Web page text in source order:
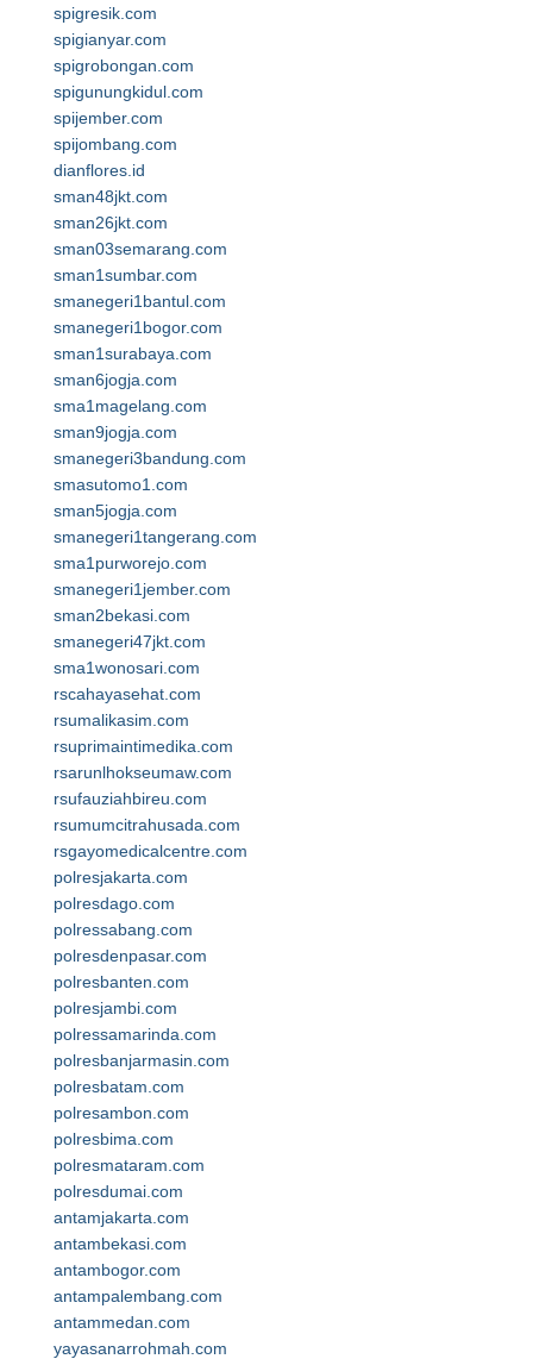
spigresik.com
spigianyar.com
spigrobongan.com
spigunungkidul.com
spijember.com
spijombang.com
dianflores.id
sman48jkt.com
sman26jkt.com
sman03semarang.com
sman1sumbar.com
smanegeri1bantul.com
smanegeri1bogor.com
sman1surabaya.com
sman6jogja.com
sma1magelang.com
sman9jogja.com
smanegeri3bandung.com
smasutomo1.com
sman5jogja.com
smanegeri1tangerang.com
sma1purworejo.com
smanegeri1jember.com
sman2bekasi.com
smanegeri47jkt.com
sma1wonosari.com
rscahayasehat.com
rsumalikasim.com
rsuprimaintimedika.com
rsarunlhokseumaw.com
rsufauziahbireu.com
rsumumcitrahusada.com
rsgayomedicalcentre.com
polresjakarta.com
polresdago.com
polressabang.com
polresdenpasar.com
polresbanten.com
polresjambi.com
polressamarinda.com
polresbanjarmasin.com
polresbatam.com
polresambon.com
polresbima.com
polresmataram.com
polresdumai.com
antamjakarta.com
antambekasi.com
antambogor.com
antampalembang.com
antammedan.com
yayasanarrohmah.com